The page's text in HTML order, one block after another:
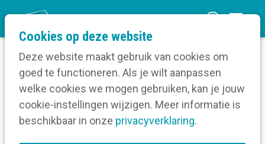
Cookies op deze website
Deze website maakt gebruik van cookies om
goed te functioneren. Als je wilt aanpassen
welke cookies we mogen gebruiken, kan je jouw
cookie-instellingen wijzigen. Meer informatie is
beschikbaar in onze privacyverklaring.
n
m
Home
Blog
Van Ambtenaarees naar mensentaal: de
schrijfstijlgids van Bornem